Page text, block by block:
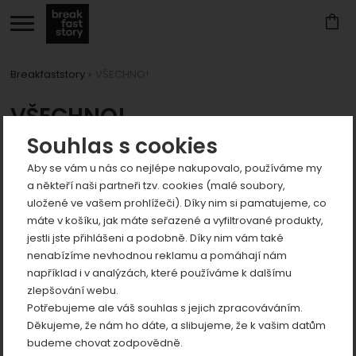
Souhlas s cookies
Aby se vám u nás co nejlépe nakupovalo, používáme my
a někteří naši partneři tzv. cookies (malé soubory,
uložené ve vašem prohlížeči). Díky nim si pamatujeme, co
máte v košíku, jak máte seřazené a vyfiltrované produkty,
jestli jste přihlášeni a podobně. Díky nim vám také
nenabízíme nevhodnou reklamu a pomáhají nám
například i v analýzách, které používáme k dalšímu
zlepšování webu.
Potřebujeme ale váš souhlas s jejich zpracováváním.
Děkujeme, že nám ho dáte, a slibujeme, že k vašim datům
budeme chovat zodpovědně.
Breakfaststory
VŠECHNO!
Produkty
Recyklovaný SEŠIT
Zobrazit
Zobrazit
Zobrazit
Zobrazit